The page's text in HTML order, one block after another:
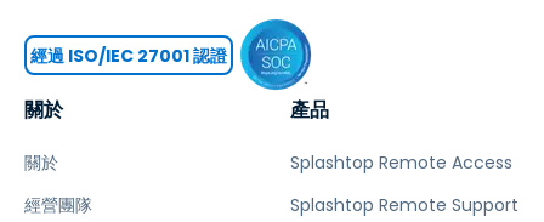
關於
關於
經營團隊
產品
Splashtop Remote Access
Splashtop Remote Support
經過 ISO/IEC 27001 認證